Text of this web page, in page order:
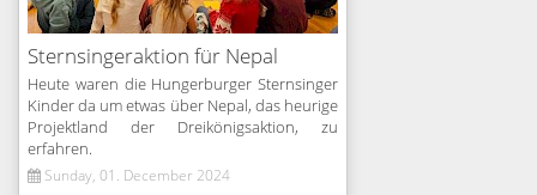
Sternsingeraktion für Nepal
Heute waren die Hungerburger Sternsinger
Kinder da um etwas über Nepal, das heurige
Projektland der Dreikönigsaktion, zu
erfahren.
Sunday, 01. December 2024